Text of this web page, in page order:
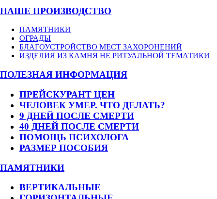
НАШЕ ПРОИЗВОДСТВО
ПАМЯТНИКИ
ОГРАДЫ
БЛАГОУСТРОЙСТВО МЕСТ ЗАХОРОНЕНИЙ
ИЗДЕЛИЯ ИЗ КАМНЯ НЕ РИТУАЛЬНОЙ ТЕМАТИКИ
ПОЛЕЗНАЯ ИНФОРМАЦИЯ
ПРЕЙСКУРАНТ ЦЕН
ЧЕЛОВЕК УМЕР. ЧТО ДЕЛАТЬ?
9 ДНЕЙ ПОСЛЕ СМЕРТИ
40 ДНЕЙ ПОСЛЕ СМЕРТИ
ПОМОЩЬ ПСИХОЛОГА
РАЗМЕР ПОСОБИЯ
ПАМЯТНИКИ
ВЕРТИКАЛЬНЫЕ